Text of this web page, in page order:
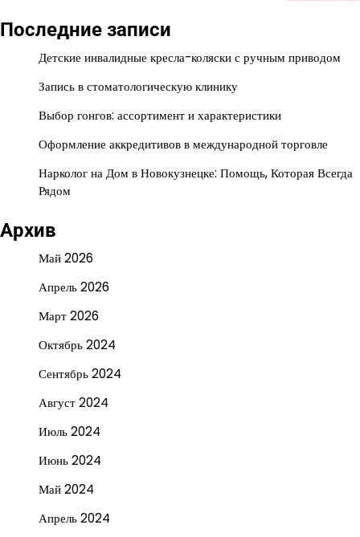
Последние записи
Детские инвалидные кресла-коляски с ручным приводом
Запись в стоматологическую клинику
Выбор гонгов: ассортимент и характеристики
Оформление аккредитивов в международной торговле
Нарколог на Дом в Новокузнецке: Помощь, Которая Всегда
Рядом
Архив
Май 2026
Апрель 2026
Март 2026
Октябрь 2024
Сентябрь 2024
Август 2024
Июль 2024
Июнь 2024
Май 2024
Апрель 2024